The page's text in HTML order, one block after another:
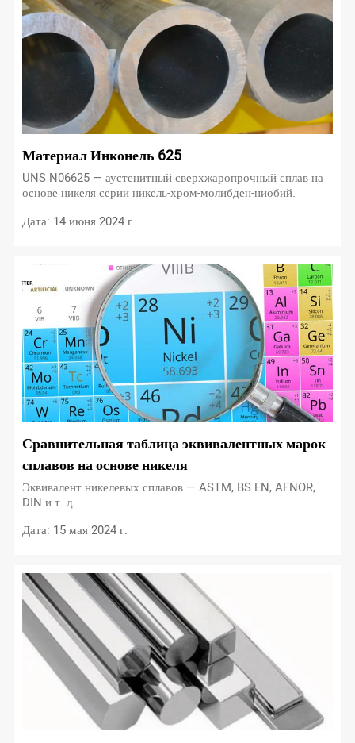
Материал Инконель 625
UNS N06625 — аустенитный сверхжаропрочный сплав на
основе никеля серии никель-хром-молибден-ниобий.
Дата: 14 июня 2024 г.
Сравнительная таблица эквивалентных марок
сплавов на основе никеля
Эквивалент никелевых сплавов — ASTM, BS EN, AFNOR,
DIN и т. д.
Дата: 15 мая 2024 г.